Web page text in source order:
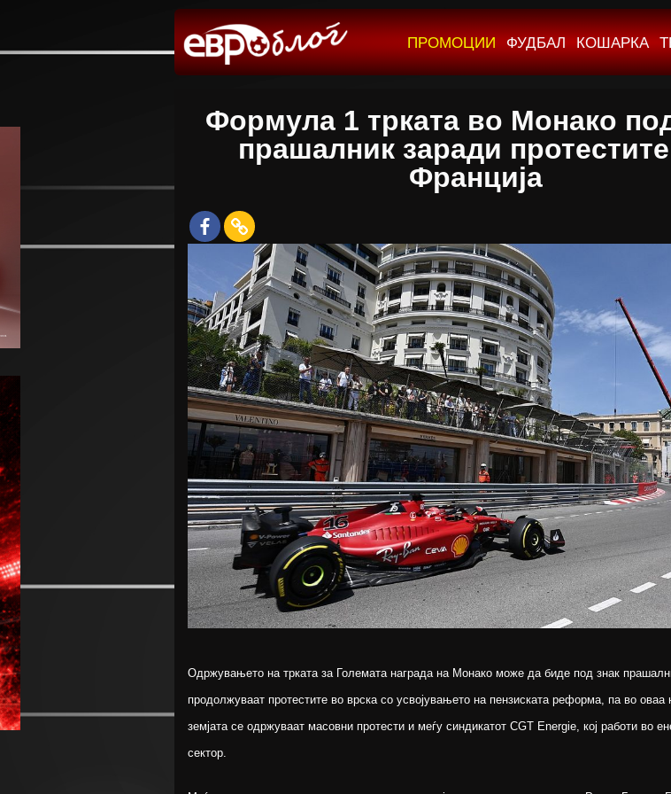
ПРОМОЦИИ ФУДБАЛ КОШАРКА
Формула 1 трката во Монако
прашалник заради
Франција
Одржувањето на трката за Големата награда на Монако може да биде под знак
продолжуваат протестите во врска со усвојувањето на пензиската реформа, па во оваа
земјата се одржуваат масовни протести и меѓу синдикатот CGT Energie, кој работи во
сектор.